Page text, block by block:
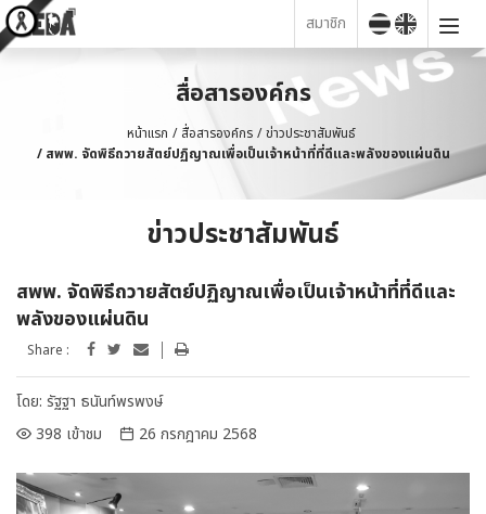
สมาชิก
สื่อสารองค์กร
หน้าแรก สื่อสารองค์กร
ข่าวประชาสัมพันธ์
สพพ. จัดพิธีถวายสัตย์ปฏิญาณเพื่อเป็นเจ้าหน้าที่ที่ดีและพลังของแผ่นดิน
ข่าวประชาสัมพันธ์
สพพ. จัดพิธีถวายสัตย์ปฏิญาณเพื่อเป็นเจ้าหน้าที่ที่ดีและ
พลังของแผ่นดิน
Share :
โดย: รัฐฐา ธนันท์พรพงษ์
398 เข้าชม
26 กรกฎาคม 2568